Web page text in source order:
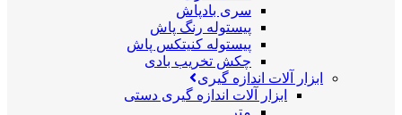
سری بادپاش
پیستوله رنگ پاش
پیستوله کنیتکس پاش
چکش تخریب بادی
ابزار آلات اندازه گیری
ابزار آلات اندازه گیری دستی